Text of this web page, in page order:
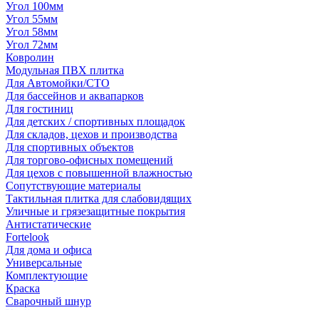
Угол 100мм
Угол 55мм
Угол 58мм
Угол 72мм
Ковролин
Модульная ПВХ плитка
Для Автомойки/СТО
Для бассейнов и аквапарков
Для гостиниц
Для детских / спортивных площадок
Для складов, цехов и производства
Для спортивных объектов
Для торгово-офисных помещений
Для цехов с повышенной влажностью
Сопутствующие материалы
Тактильная плитка для слабовидящих
Уличные и грязезащитные покрытия
Антистатические
Fortelook
Для дома и офиса
Универсальные
Комплектующие
Краска
Сварочный шнур